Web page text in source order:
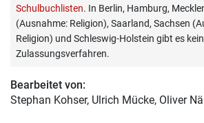
Schulbuchlisten. In Berlin, Hamburg,
(Ausnahme: Religion), Saarland, Sachsen
Religion) und Schleswig-Holstein gibt es kein
Zulassungsverfahren.
Bearbeitet von:
Stephan Kohser, Ulrich Mücke, Oliver